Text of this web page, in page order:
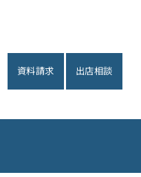
資料請求 出店相談